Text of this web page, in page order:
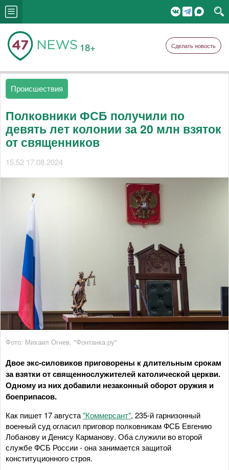
18+ Сделать новость
Происшествия
Полковники ФСБ получили по
девять лет колонии за 20 млн взяток
от священников
15:52 17.08.2024
Фото: Михаил Огнев, "Фонтанка.ру"
Двое экс-силовиков приговорены к длительным срокам
за взятки от священнослужителей католической церкви.
Одному из них добавили незаконный оборот оружия и
боеприпасов.
Как пишет 17 августа"Коммерсант", 235-й гарнизонный
военный суд огласил приговор полковникам ФСБ Евгению
Лобанову и Денису Карманову. Оба служили во второй
службе ФСБ России - она занимается защитой
конституционного строя.